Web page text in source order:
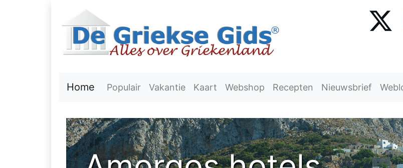
Home Populair Vakantie Kaart Webshop Recepten Nieuwsbrief